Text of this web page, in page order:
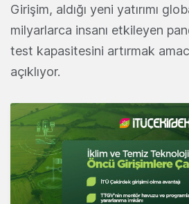
Girişim, aldığı yeni yatırımı
milyarlarca insanı etkileyen
test kapasitesini artırmak
açıklıyor.